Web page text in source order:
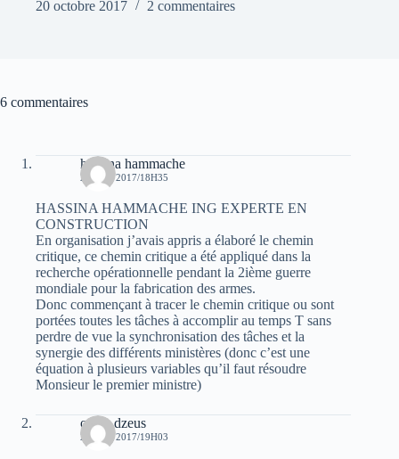
20 octobre 2017
2 commentaires
6 commentaires
hassina hammache
29 MAI 2017/18H35
HASSINA HAMMACHE ING EXPERTE EN
CONSTRUCTION
En organisation j’avais appris a élaboré le chemin
critique, ce chemin critique a été appliqué dans la
recherche opérationnelle pendant la 2ième guerre
mondiale pour la fabrication des armes.
Donc commençant à tracer le chemin critique ou sont
portées toutes les tâches à accomplir au temps T sans
perdre de vue la synchronisation des tâches et la
synergie des différents ministères (donc c’est une
équation à plusieurs variables qu’il faut résoudre
Monsieur le premier ministre)
oziris dzeus
29 MAI 2017/19H03